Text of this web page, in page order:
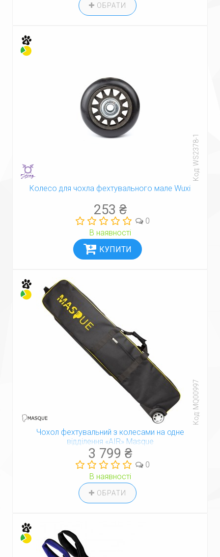
ОБРАТИ
Код: WS2378-1
Колесо для чохла фехтувального мале Wuxi
253 ₴
0
В наявності
Код: MQ00997
Чохол фехтувальний з колесами на одне
відділення «AIR» Masque
3 799 ₴
0
В наявності
ОБРАТИ